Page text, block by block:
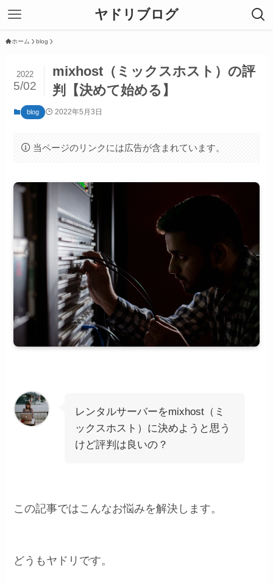
ヤドリブログ
ホーム blog
mixhost（ミックスホスト）の評
判【決めて始める】
2022
5/02
blog 2022年5月3日
当ページのリンクには広告が含まれています。
レンタルサーバーをmixhost（ミ
ックスホスト）に決めようと思う
けど評判は良いの？
この記事ではこんなお悩みを解決します。
どうもヤドリです。